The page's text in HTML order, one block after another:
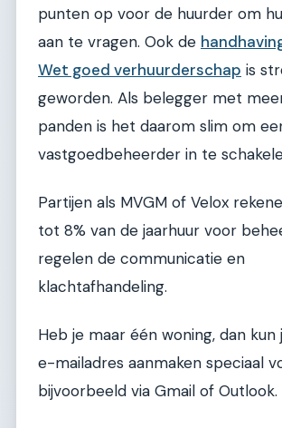
punten op voor de huurder om
aan te vragen. Ook de
Wet goed verhuurderschap is
geworden. Als belegger met
panden is het daarom slim om
vastgoedbeheerder in te
Partijen als MVGM of Velox
tot 8% van de jaarhuur voor
regelen de communicatie en
klachtafhandeling.
Heb je maar één woning, dan kun
e-mailadres aanmaken speciaal
bijvoorbeeld via Gmail of Outlook.